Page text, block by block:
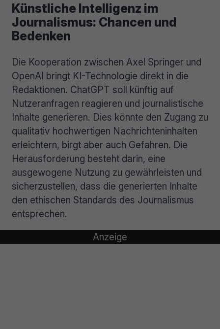
Künstliche Intelligenz im
Journalismus: Chancen und
Bedenken
Die Kooperation zwischen Axel Springer und
OpenAI bringt KI-Technologie direkt in die
Redaktionen. ChatGPT soll künftig auf
Nutzeranfragen reagieren und journalistische
Inhalte generieren. Dies könnte den Zugang zu
qualitativ hochwertigen Nachrichteninhalten
erleichtern, birgt aber auch Gefahren. Die
Herausforderung besteht darin, eine
ausgewogene Nutzung zu gewährleisten und
sicherzustellen, dass die generierten Inhalte
den ethischen Standards des Journalismus
entsprechen.